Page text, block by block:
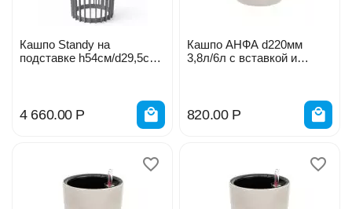
Кашпо Standy на
подставке h54см/d29,5см
4 660.00 Р
Кашпо АНФА d220мм
3,8л/6л с вставкой и
820.00 Р